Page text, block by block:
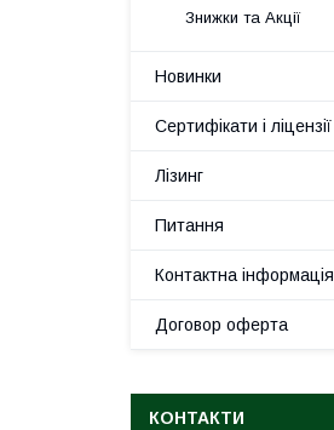
Знижки та Акції
Новинки
Сертифікати і ліцензії
Лізинг
Питання
Контактна інформація
Договор оферта
КОНТАКТИ